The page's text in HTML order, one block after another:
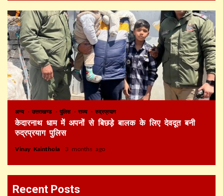
अन्य उत्तराखण्ड पुलिस राज्य रुद्रप्रयाग
केदारनाथ धाम में अपनों से बिछड़े बालक के लिए देवदूत बनी
रुद्रप्रयाग पुलिस
Vinay Kainthola 3 months ago
Recent Posts